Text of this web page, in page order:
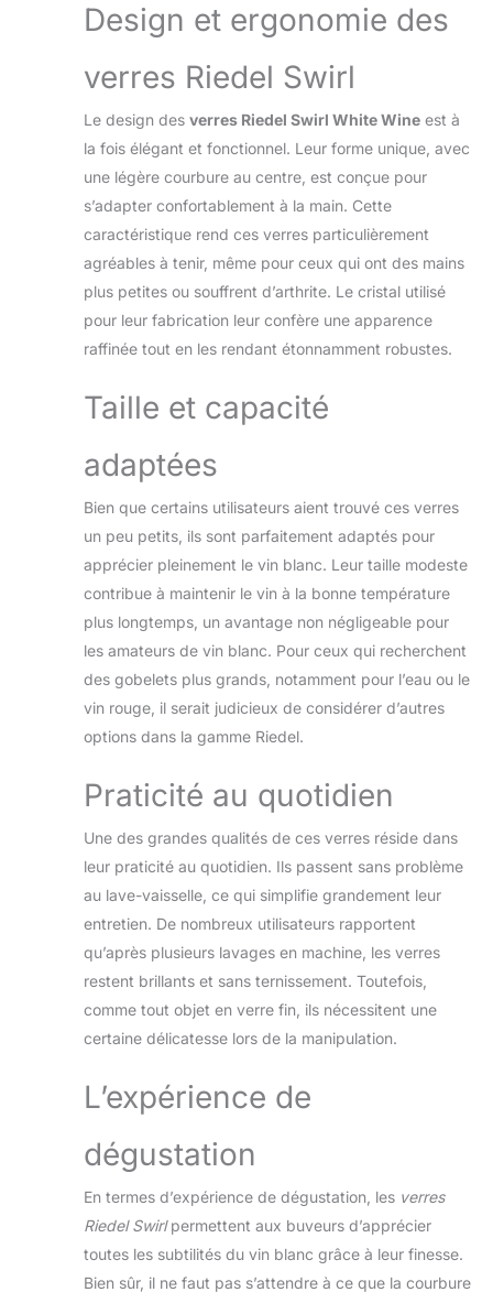
Design et ergonomie des
verres Riedel Swirl
Le design des verres Riedel Swirl White Wine est à
la fois élégant et fonctionnel. Leur forme unique, avec
une légère courbure au centre, est conçue pour
s’adapter confortablement à la main. Cette
caractéristique rend ces verres particulièrement
agréables à tenir, même pour ceux qui ont des mains
plus petites ou souffrent d’arthrite. Le cristal utilisé
pour leur fabrication leur confère une apparence
raffinée tout en les rendant étonnamment robustes.
Taille et capacité
adaptées
Bien que certains utilisateurs aient trouvé ces verres
un peu petits, ils sont parfaitement adaptés pour
apprécier pleinement le vin blanc. Leur taille modeste
contribue à maintenir le vin à la bonne température
plus longtemps, un avantage non négligeable pour
les amateurs de vin blanc. Pour ceux qui recherchent
des gobelets plus grands, notamment pour l’eau ou le
vin rouge, il serait judicieux de considérer d’autres
options dans la gamme Riedel.
Praticité au quotidien
Une des grandes qualités de ces verres réside dans
leur praticité au quotidien. Ils passent sans problème
au lave-vaisselle, ce qui simplifie grandement leur
entretien. De nombreux utilisateurs rapportent
qu’après plusieurs lavages en machine, les verres
restent brillants et sans ternissement. Toutefois,
comme tout objet en verre fin, ils nécessitent une
certaine délicatesse lors de la manipulation.
L’expérience de
dégustation
En termes d’expérience de dégustation, les verres
Riedel Swirlpermettent aux buveurs d’apprécier
toutes les subtilités du vin blanc grâce à leur finesse.
Bien sûr, il ne faut pas s’attendre à ce que la courbure